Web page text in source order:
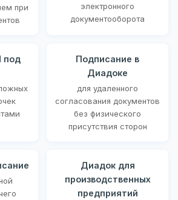
при
электронного
документооборота
под
Подписание в
Диадоке
для удаленного
согласования документов
без физического
присутствия сторон
Диадок для
производственных
предприятий